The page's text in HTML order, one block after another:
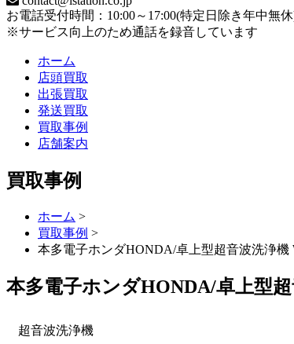
お電話受付時間：10:00～17:00(特定日除き年中無
※サービス向上のため通話を録音しています
ホーム
店頭買取
出張買取
発送買取
買取事例
店舗案内
買取事例
ホーム >
買取事例 >
本多電子ホンダHONDA/卓上型超音波洗浄機
本多電子ホンダHONDA/卓上型
超音波洗浄機